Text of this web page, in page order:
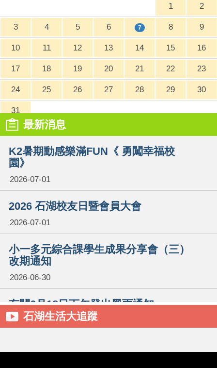
1
2
3 4 5 6 7 8 9
10 11 12 13 14 15 16
17 18 19 20 21 22 23
24 25 26 27 28 29 30
31
最新消息
K2暑期動感樂滿FUN《 勇闖幸福校
園》
2026-07-01
2026 石湖校友日暨會員大會
2026-07-01
小一多元綜合課學生成果分享會（三）
改期通知
2026-06-30
有關6月18日下午發出黑雨通知
2026-06-18
石湖生活大追蹤